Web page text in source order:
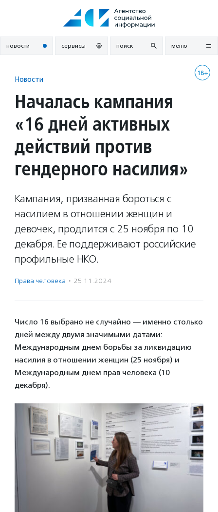
новости сервисы поиск меню
18+
Новости
Началась кампания
«16 дней активных
действий против
гендерного насилия»
Кампания, призванная бороться с
насилием в отношении женщин и
девочек, продлится с 25 ноября по 10
декабря. Ее поддерживают российские
профильные НКО.
Права человека · 25.11.2024
Число 16 выбрано не случайно — именно столько
дней между двумя значимыми датами:
Международным днем борьбы за ликвидацию
насилия в отношении женщин (25 ноября) и
Международным днем прав человека (10
декабря).